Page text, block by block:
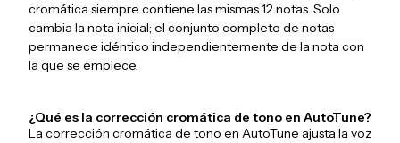
cromática siempre contiene las mismas 12 notas. Solo
cambia la nota inicial; el conjunto completo de notas
permanece idéntico independientemente de la nota con
la que se empiece.
¿Qué es la corrección cromática de tono en AutoTune?
La corrección cromática de tono en AutoTune ajusta la voz